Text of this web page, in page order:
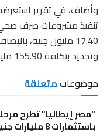
وأضاف، في تقرير
تنفيذ مشروعات صرف
17.40 مليون جنيه،
وتجديد بتكلفة 155.90 مليون جنيه.
موضوعاتمتعلقة
“مصر إيطاليا” تطرح
باستثمارات 8 مليارات جنيه